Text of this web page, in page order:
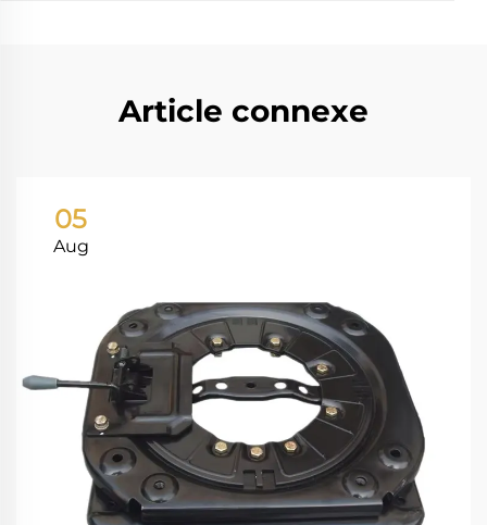
Article connexe
05
Aug